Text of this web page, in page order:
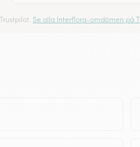
Se alla Interflora-omdömen på